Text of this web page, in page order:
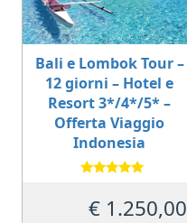
Bali e Lombok Tour –
12 giorni – Hotel e
Resort 3*/4*/5* –
Offerta Viaggio
Indonesia
su 5
€ 1.250,00